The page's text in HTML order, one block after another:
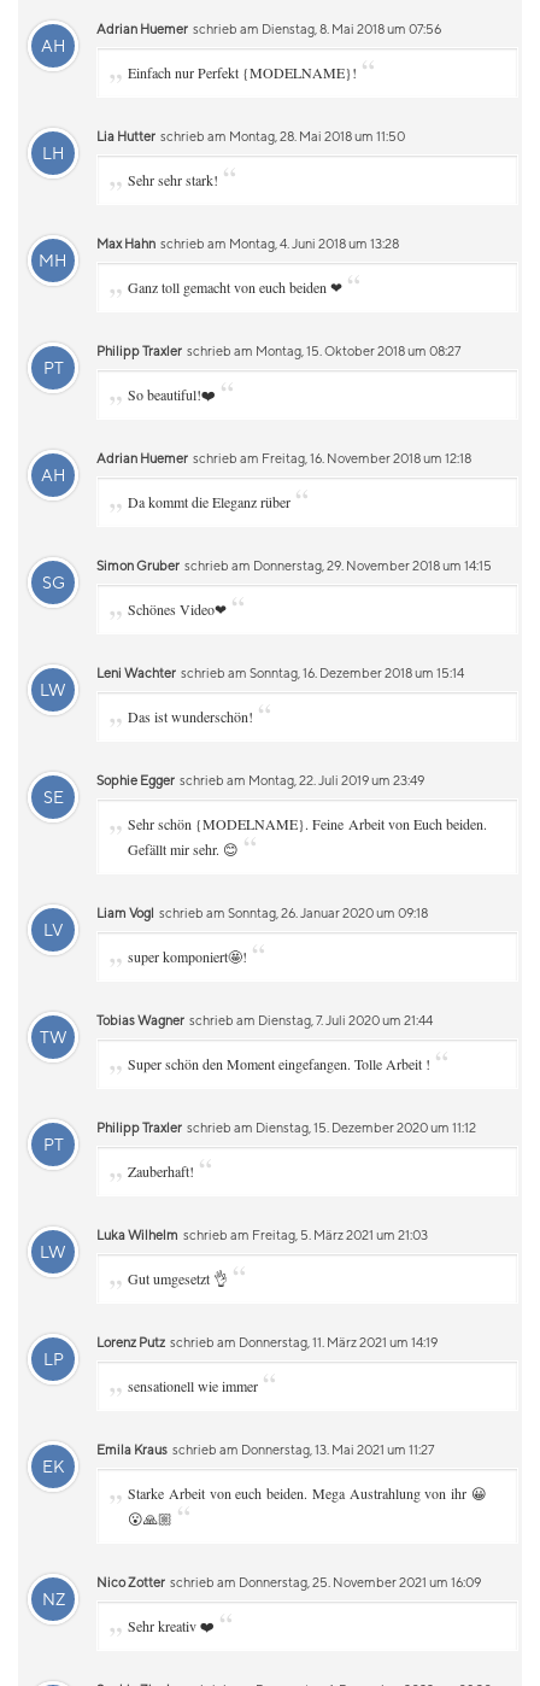
AH
Adrian Huemer schrieb am Dienstag, 8. Mai 2018 um 07:56
„ Einfach nur Perfekt {MODELNAME}! “
LH
Lia Hutter schrieb am Montag, 28. Mai 2018 um 11:50
„ Sehr sehr stark! “
MH
Max Hahn schrieb am Montag, 4. Juni 2018 um 13:28
„ Ganz toll gemacht von euch beiden ❤ “
PT
Philipp Traxler schrieb am Montag, 15. Oktober 2018 um 08:27
„ So beautiful!❤️ “
AH
Adrian Huemer schrieb am Freitag, 16. November 2018 um 12:18
„ Da kommt die Eleganz rüber “
SG
Simon Gruber schrieb am Donnerstag, 29. November 2018 um 14:15
„ Schönes Video❤ “
LW
Leni Wachter schrieb am Sonntag, 16. Dezember 2018 um 15:14
„ Das ist wunderschön! “
SE
Sophie Egger schrieb am Montag, 22. Juli 2019 um 23:49
„ Sehr schön {MODELNAME}. Feine Arbeit von Euch beiden.
Gefällt mir sehr. 😊 “
LV
Liam Vogl schrieb am Sonntag, 26. Januar 2020 um 09:18
„ super komponiert🤩! “
TW
Tobias Wagner schrieb am Dienstag, 7. Juli 2020 um 21:44
„ Super schön den Moment eingefangen. Tolle Arbeit ! “
PT
Philipp Traxler schrieb am Dienstag, 15. Dezember 2020 um 11:12
„ Zauberhaft! “
LW
Luka Wilhelm schrieb am Freitag, 5. März 2021 um 21:03
„ Gut umgesetzt 👌 “
LP
Lorenz Putz schrieb am Donnerstag, 11. März 2021 um 14:19
„ sensationell wie immer “
EK
Emila Kraus schrieb am Donnerstag, 13. Mai 2021 um 11:27
„ Starke Arbeit von euch beiden. Mega Austrahlung von ihr 😀
😮🙏🏼 “
NZ
Nico Zotter schrieb am Donnerstag, 25. November 2021 um 16:09
„ Sehr kreativ ❤️ “